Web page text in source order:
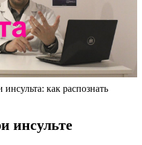
как распознать
инсульте